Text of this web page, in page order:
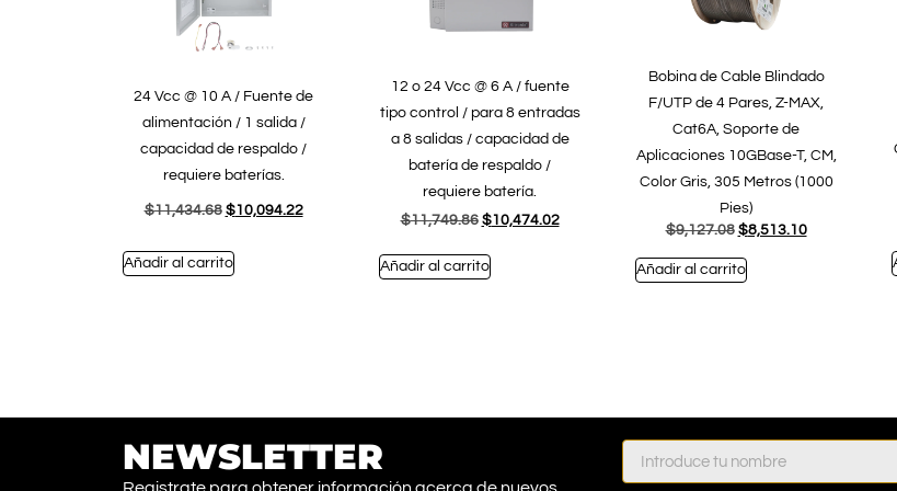
24 Vcc @ 10 A / Fuente de
alimentación / 1 salida /
capacidad de respaldo /
requiere baterías.
$11,434.68 $10,094.22
Añadir al carrito
12 o 24 Vcc @ 6 A / fuente
tipo control / para 8 entradas
a 8 salidas / capacidad de
batería de respaldo /
requiere batería.
$11,749.86 $10,474.02
Añadir al carrito
Bobina de Cable Blindado
F/UTP de 4 Pares, Z-MAX,
Cat6A, Soporte de
Aplicaciones 10GBase-T, CM,
Color Gris, 305 Metros (1000
Pies)
$9,127.08 $8,513.10
Añadir al carrito
NEWSLETTER